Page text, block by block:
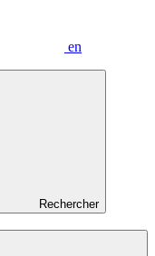
en
Rechercher